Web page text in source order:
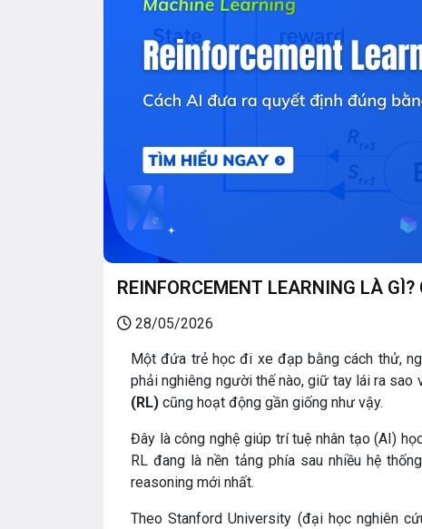
REINFORCEMENT LEARNING LÀ
28/05/2026
Một đứa trẻ học đi xe đạp bằng cách thử,
phải nghiêng người thế nào, giữ tay lái ra sao
(RL) cũng hoạt động gần giống như vậy.
Đây là công nghệ giúp trí tuệ nhân tạo (AI)
RL đang là nền tảng phía sau nhiều hệ
reasoning mới nhất.
Theo Stanford University (đại học nghiên